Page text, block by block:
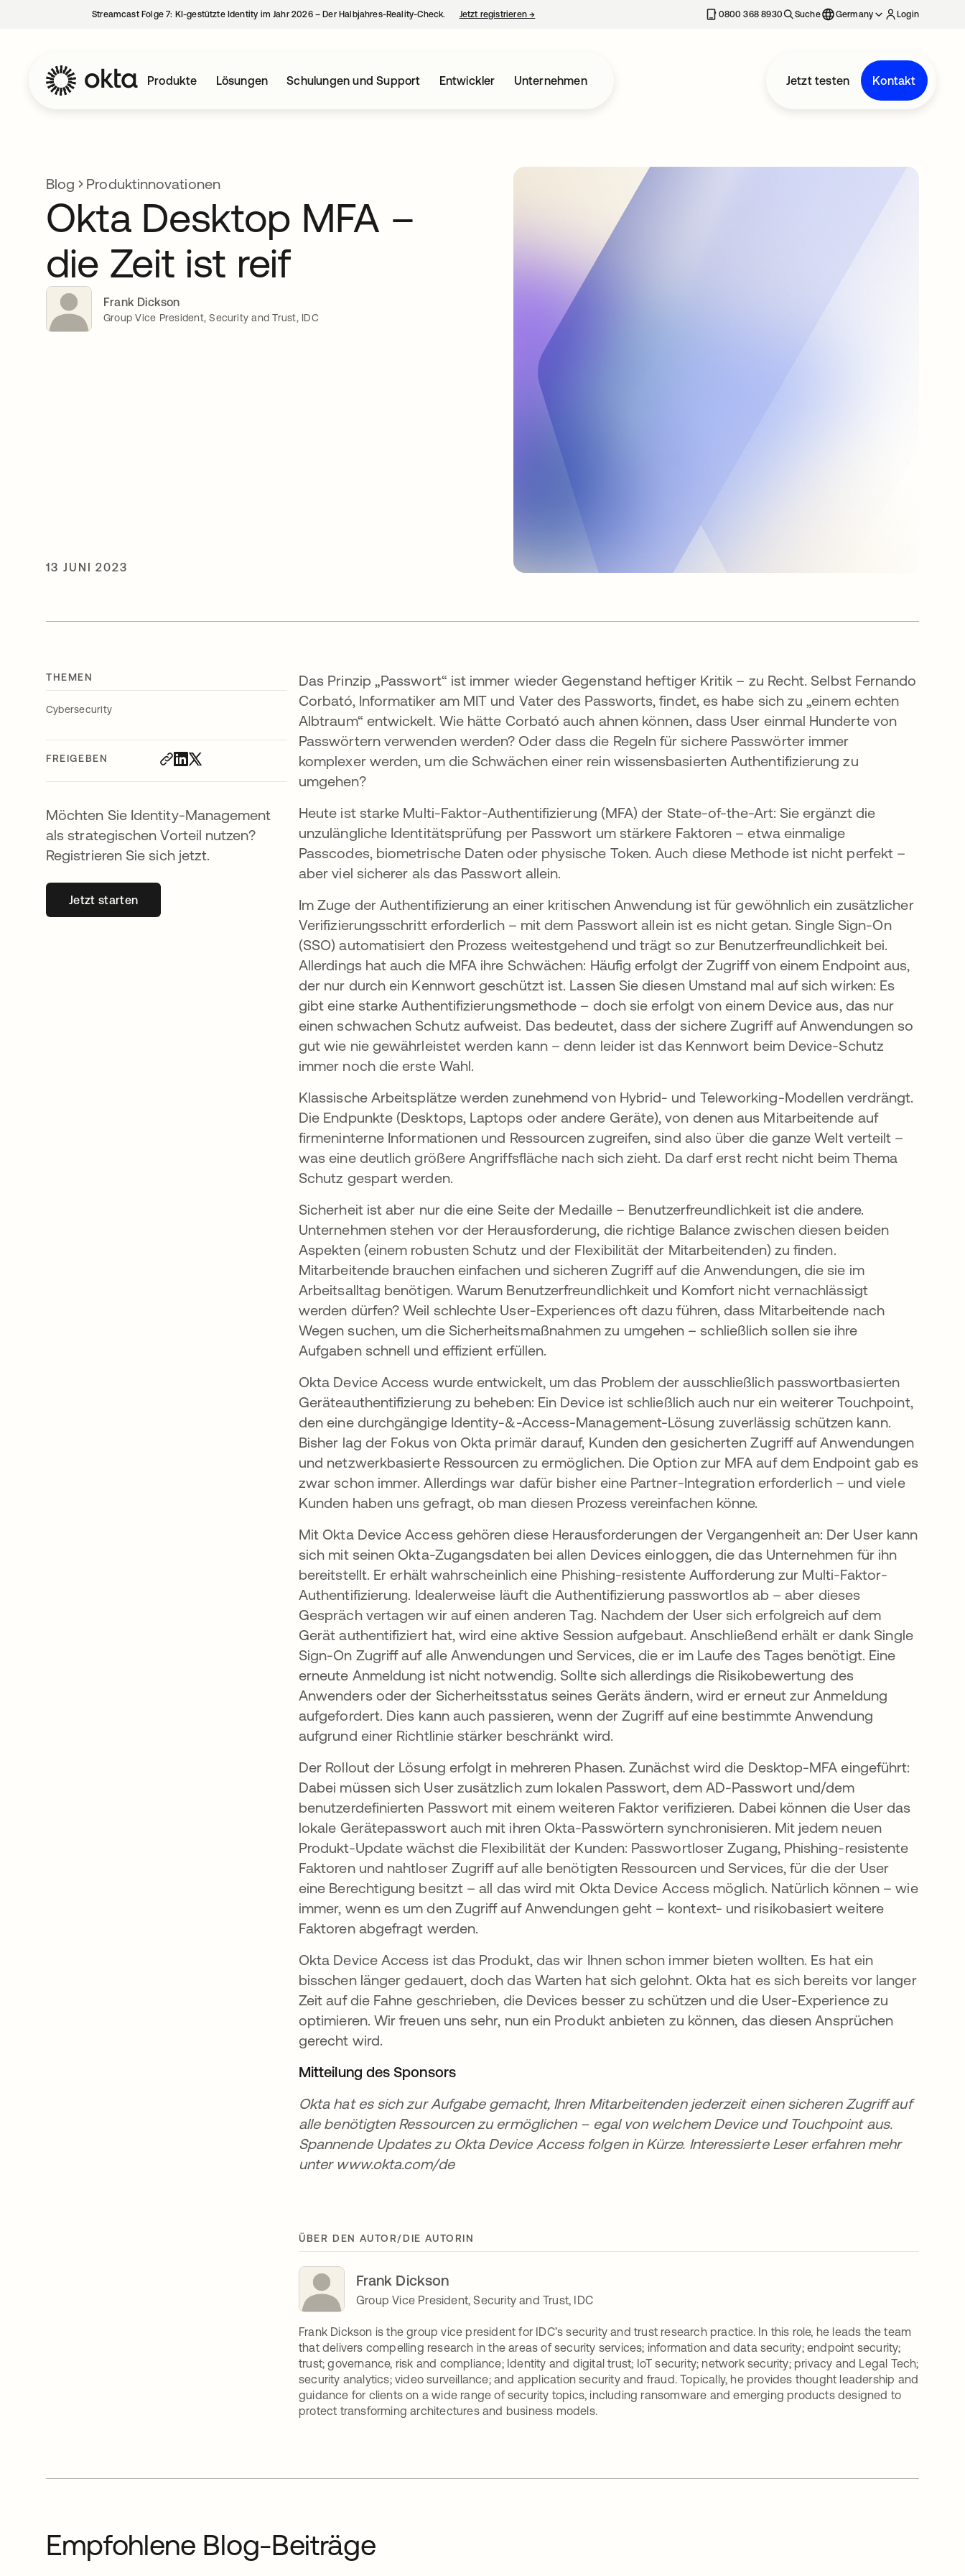
Streamcast Folge 7: KI-gestützte Identity im Jahr 2026 – Der Halbjahres-Reality-Check. Jetzt registrieren→ 0800 368 8930 Suche Germany Login
Produkte Lösungen Schulungen und Support Entwickler Unternehmen Jetzt testen Kontakt
Blog Produktinnovationen
Okta Desktop MFA –
die Zeit ist reif
Frank Dickson
Group Vice President, Security and Trust, IDC
13 JUNI 2023
THEMEN
Cybersecurity
FREIGEBEN
Möchten Sie Identity-Management
als strategischen Vorteil nutzen?
Registrieren Sie sich jetzt.
Jetzt startenwird in einer neuen Registerkarte geöffnet
Das Prinzip „Passwort“ ist immer wieder Gegenstand heftiger Kritik – zu Recht. Selbst Fernando
Corbató, Informatiker am MIT und Vater des Passworts, findet, es habe sich zu „einem echten
Albtraum“ entwickelt. Wie hätte Corbató auch ahnen können, dass User einmal Hunderte von
Passwörtern verwenden werden? Oder dass die Regeln für sichere Passwörter immer
komplexer werden, um die Schwächen einer rein wissensbasierten Authentifizierung zu
umgehen?
Heute ist starke Multi-Faktor-Authentifizierung (MFA) der State-of-the-Art: Sie ergänzt die
unzulängliche Identitätsprüfung per Passwort um stärkere Faktoren – etwa einmalige
Passcodes, biometrische Daten oder physische Token. Auch diese Methode ist nicht perfekt –
aber viel sicherer als das Passwort allein.
Im Zuge der Authentifizierung an einer kritischen Anwendung ist für gewöhnlich ein zusätzlicher
Verifizierungsschritt erforderlich – mit dem Passwort allein ist es nicht getan. Single Sign-On
(SSO) automatisiert den Prozess weitestgehend und trägt so zur Benutzerfreundlichkeit bei.
Allerdings hat auch die MFA ihre Schwächen: Häufig erfolgt der Zugriff von einem Endpoint aus,
der nur durch ein Kennwort geschützt ist. Lassen Sie diesen Umstand mal auf sich wirken: Es
gibt eine starke Authentifizierungsmethode – doch sie erfolgt von einem Device aus, das nur
einen schwachen Schutz aufweist. Das bedeutet, dass der sichere Zugriff auf Anwendungen so
gut wie nie gewährleistet werden kann – denn leider ist das Kennwort beim Device-Schutz
immer noch die erste Wahl.
Klassische Arbeitsplätze werden zunehmend von Hybrid- und Teleworking-Modellen verdrängt.
Die Endpunkte (Desktops, Laptops oder andere Geräte), von denen aus Mitarbeitende auf
firmeninterne Informationen und Ressourcen zugreifen, sind also über die ganze Welt verteilt –
was eine deutlich größere Angriffsfläche nach sich zieht. Da darf erst recht nicht beim Thema
Schutz gespart werden.
Sicherheit ist aber nur die eine Seite der Medaille – Benutzerfreundlichkeit ist die andere.
Unternehmen stehen vor der Herausforderung, die richtige Balance zwischen diesen beiden
Aspekten (einem robusten Schutz und der Flexibilität der Mitarbeitenden) zu finden.
Mitarbeitende brauchen einfachen und sicheren Zugriff auf die Anwendungen, die sie im
Arbeitsalltag benötigen. Warum Benutzerfreundlichkeit und Komfort nicht vernachlässigt
werden dürfen? Weil schlechte User-Experiences oft dazu führen, dass Mitarbeitende nach
Wegen suchen, um die Sicherheitsmaßnahmen zu umgehen – schließlich sollen sie ihre
Aufgaben schnell und effizient erfüllen.
Okta Device Access wurde entwickelt, um das Problem der ausschließlich passwortbasierten
Geräteauthentifizierung zu beheben: Ein Device ist schließlich auch nur ein weiterer Touchpoint,
den eine durchgängige Identity-&-Access-Management-Lösung zuverlässig schützen kann.
Bisher lag der Fokus von Okta primär darauf, Kunden den gesicherten Zugriff auf Anwendungen
und netzwerkbasierte Ressourcen zu ermöglichen. Die Option zur MFA auf dem Endpoint gab es
zwar schon immer. Allerdings war dafür bisher eine Partner-Integration erforderlich – und viele
Kunden haben uns gefragt, ob man diesen Prozess vereinfachen könne.
Mit Okta Device Access gehören diese Herausforderungen der Vergangenheit an: Der User kann
sich mit seinen Okta-Zugangsdaten bei allen Devices einloggen, die das Unternehmen für ihn
bereitstellt. Er erhält wahrscheinlich eine Phishing-resistente Aufforderung zur Multi-Faktor-
Authentifizierung. Idealerweise läuft die Authentifizierung passwortlos ab – aber dieses
Gespräch vertagen wir auf einen anderen Tag. Nachdem der User sich erfolgreich auf dem
Gerät authentifiziert hat, wird eine aktive Session aufgebaut. Anschließend erhält er dank Single
Sign-On Zugriff auf alle Anwendungen und Services, die er im Laufe des Tages benötigt. Eine
erneute Anmeldung ist nicht notwendig. Sollte sich allerdings die Risikobewertung des
Anwenders oder der Sicherheitsstatus seines Geräts ändern, wird er erneut zur Anmeldung
aufgefordert. Dies kann auch passieren, wenn der Zugriff auf eine bestimmte Anwendung
aufgrund einer Richtlinie stärker beschränkt wird.
Der Rollout der Lösung erfolgt in mehreren Phasen. Zunächst wird die Desktop-MFA eingeführt:
Dabei müssen sich User zusätzlich zum lokalen Passwort, dem AD-Passwort und/dem
benutzerdefinierten Passwort mit einem weiteren Faktor verifizieren. Dabei können die User das
lokale Gerätepasswort auch mit ihren Okta-Passwörtern synchronisieren. Mit jedem neuen
Produkt-Update wächst die Flexibilität der Kunden: Passwortloser Zugang, Phishing-resistente
Faktoren und nahtloser Zugriff auf alle benötigten Ressourcen und Services, für die der User
eine Berechtigung besitzt – all das wird mit Okta Device Access möglich. Natürlich können – wie
immer, wenn es um den Zugriff auf Anwendungen geht – kontext- und risikobasiert weitere
Faktoren abgefragt werden.
Okta Device Access ist das Produkt, das wir Ihnen schon immer bieten wollten. Es hat ein
bisschen länger gedauert, doch das Warten hat sich gelohnt. Okta hat es sich bereits vor langer
Zeit auf die Fahne geschrieben, die Devices besser zu schützen und die User-Experience zu
optimieren. Wir freuen uns sehr, nun ein Produkt anbieten zu können, das diesen Ansprüchen
gerecht wird.
Mitteilung des Sponsors
Okta hat es sich zur Aufgabe gemacht, Ihren Mitarbeitenden jederzeit einen sicheren Zugriff auf
alle benötigten Ressourcen zu ermöglichen – egal von welchem Device und Touchpoint aus.
Spannende Updates zu Okta Device Access folgen in Kürze. Interessierte Leser erfahren mehr
unter www.okta.com/de
ÜBER DEN AUTOR/DIE AUTORIN
Frank Dickson
Group Vice President, Security and Trust, IDC
Frank Dickson is the group vice president for IDC’s security and trust research practice. In this role, he leads the team
that delivers compelling research in the areas of security services; information and data security; endpoint security;
trust; governance, risk and compliance; Identity and digital trust; IoT security; network security; privacy and Legal Tech;
security analytics; video surveillance; and application security and fraud. Topically, he provides thought leadership and
guidance for clients on a wide range of security topics, including ransomware and emerging products designed to
protect transforming architectures and business models.
Empfohlene Blog-Beiträge